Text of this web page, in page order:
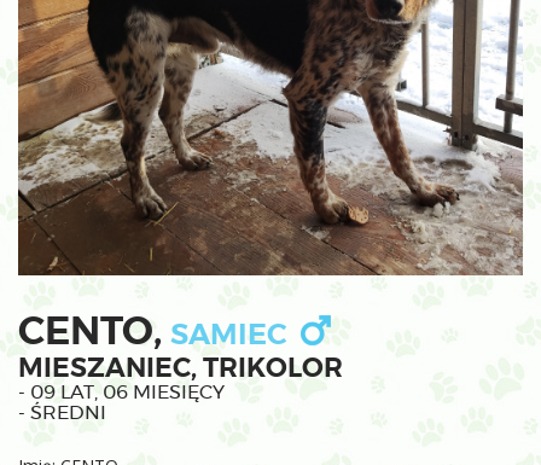
CENTO, SAMIEC
MIESZANIEC, TRIKOLOR
- 09 LAT, 06 MIESIĘCY
- ŚREDNI